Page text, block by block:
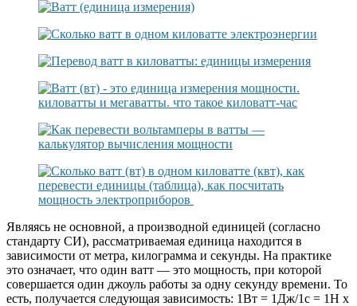
Являясь не основной, а производной единицей (согласно
стандарту СИ), рассматриваемая единица находится в
зависимости от метра, килограмма и секунды. На практике
это означает, что один ватт — это мощность, при которой
совершается один джоуль работы за одну секунду времени. То
есть, получается следующая зависимость: 1Вт = 1Дж/1с = 1Н х